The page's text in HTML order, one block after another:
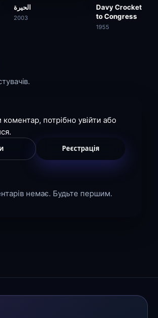
الحيرة
2003
Davy Crockett
to Congress
1955
потрібно увійти або
Реєстрація
немає. Будьте першим.